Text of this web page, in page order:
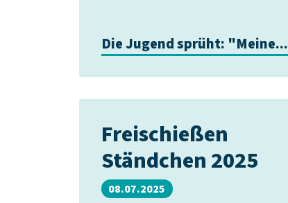
Die Jugend sprüht: "Meine...
Freischießen
Ständchen 2025
08.07.2025